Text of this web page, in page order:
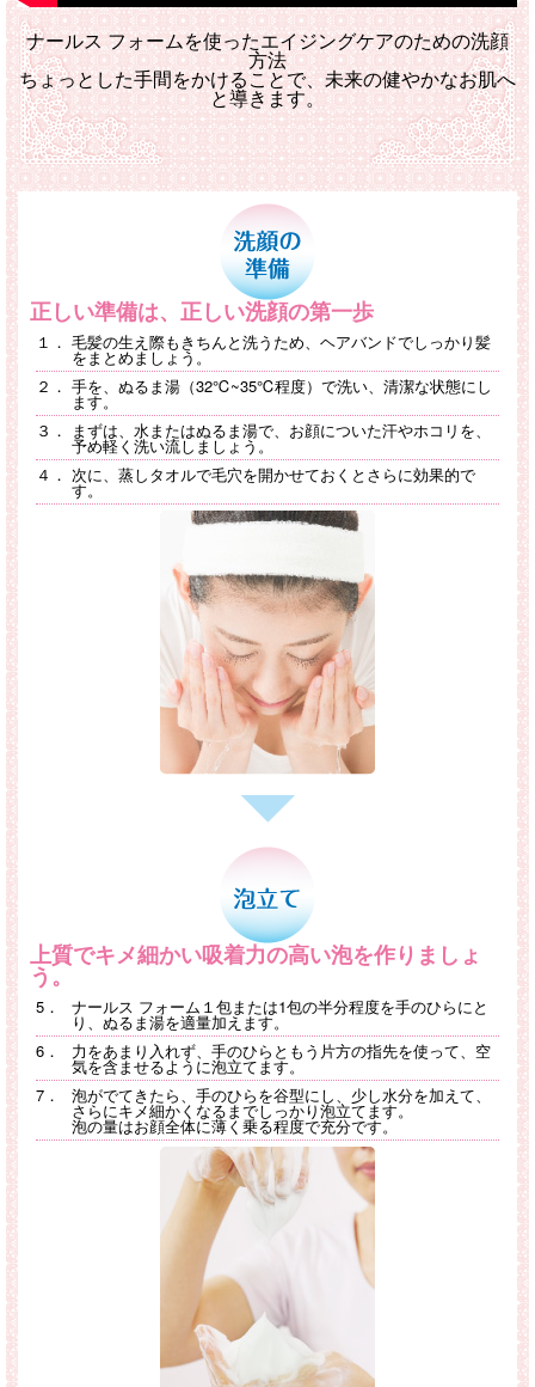
ナールス フォームを使ったエイジングケアのための洗顔
方法
ちょっとした手間をかけることで、未来の健やかなお肌へ
と導きます。
正しい準備は、正しい洗顔の第一歩
１． 毛髪の生え際もきちんと洗うため、 ヘアバンドでしっかり髪
をまとめましょう。
２． 手を、ぬるま湯（32℃~35℃程度）で洗い、清潔な状態にし
ます。
３． まずは、水またはぬるま湯で、お顔についた汗やホコリを、
予め軽く洗い流しましょう。
４． 次に、蒸しタオルで毛穴を開かせておくとさらに効果的で
す。
上質でキメ細かい吸着力の高い泡を作りましょ
う。
5． ナールス フォーム１包または1包の半分程度を手のひらにと
り、 ぬるま湯を適量加えます。
6．
力をあまり入れず、手のひらともう片方の指先を使って、 空
気を含ませるように泡立てます。
7．
泡がでてきたら、手のひらを谷型にし、少し水分を加えて、
さらにキメ細かくなるまでしっかり泡立てます。
泡の量はお顔全体に薄く乗る程度で充分です。